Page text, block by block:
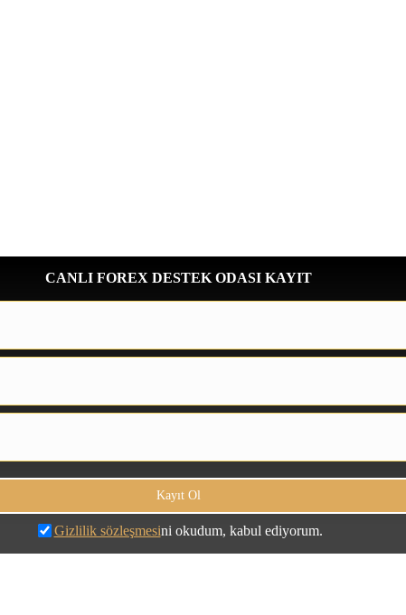
CANLI FOREX DESTEK ODASI KAYIT
Gizlilik sözleşmesini okudum, kabul ediyorum.